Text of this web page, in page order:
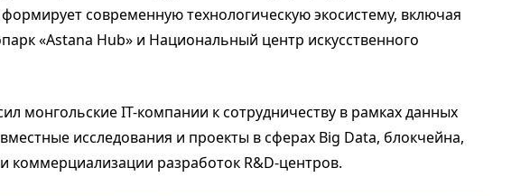
современную технологическую экосистему, включая
«Astana Hub» и Национальный центр искусственного
монгольские IT-компании к сотрудничеству в рамках данных
исследования и проекты в сферах Big Data, блокчейна,
коммерциализации разработок R&D-центров.